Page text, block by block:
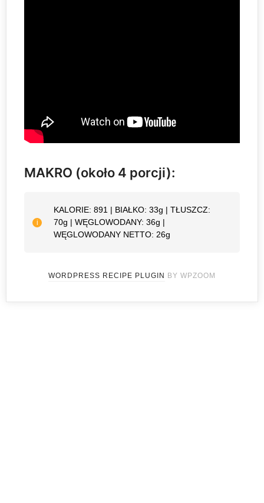
MAKRO (około 4 porcji):
KALORIE: 891 | BIAŁKO: 33g | TŁUSZCZ:
70g | WĘGLOWODANY: 36g |
WĘGLOWODANY NETTO: 26g
WORDPRESS RECIPE PLUGIN BY WPZOOM